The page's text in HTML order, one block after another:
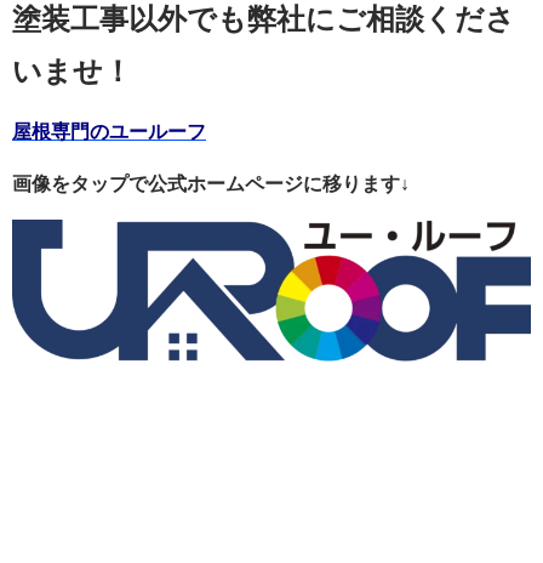
塗装工事以外でも弊社にご相談くださ
いませ！
屋根専門のユールーフ
画像をタップで公式ホームページに移ります↓